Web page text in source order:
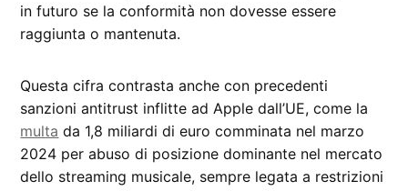
in futuro se la conformità non dovesse essere
raggiunta o mantenuta.
Questa cifra contrasta anche con precedenti
sanzioni antitrust inflitte ad Apple dall’UE, come la
multa da 1,8 miliardi di euro comminata nel marzo
2024 per abuso di posizione dominante nel mercato
dello streaming musicale, sempre legata a restrizioni